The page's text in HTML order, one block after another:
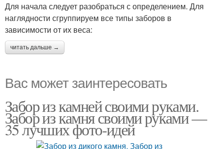
Для начала следует разобраться с определением. Для
наглядности сгруппируем все типы заборов в
зависимости от их веса:
читать дальше →
Вас может заинтересовать
Забор из камней своими руками.
Забор из камня своими руками —
35 лучших фото-идей